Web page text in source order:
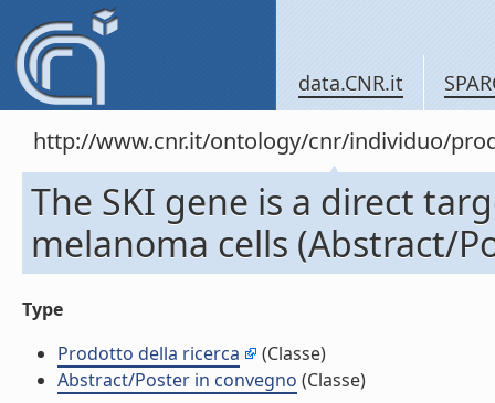
data.CNR.it
http://www.cnr.it/ontology/cnr/individuo/
The SKI gene is a direct
melanoma cells (Abstract/
Type
Prodotto della ricerca
(Classe)
Abstract/Poster in convegno (Classe)